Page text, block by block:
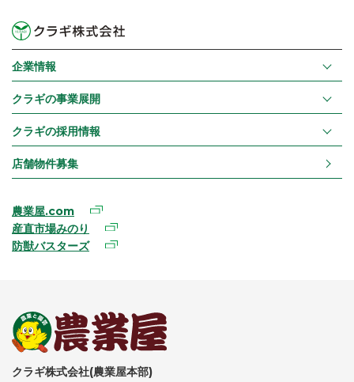
企業情報
クラギの事業展開
クラギの採用情報
店舗物件募集
農業屋.com
産直市場みのり
防獣バスターズ
クラギ株式会社(農業屋本部)